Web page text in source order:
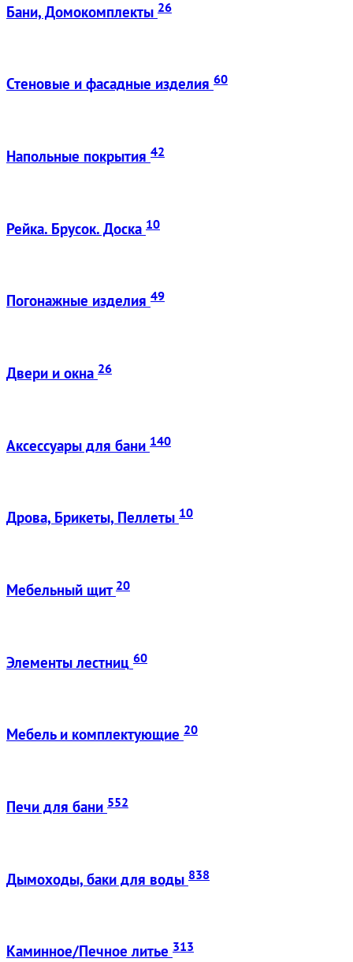
Бани, Домокомплекты 26
Стеновые и фасадные изделия 60
Напольные покрытия 42
Рейка. Брусок. Доска 10
Погонажные изделия 49
Двери и окна 26
Аксессуары для бани 140
Дрова, Брикеты, Пеллеты 10
Мебельный щит 20
Элементы лестниц 60
Мебель и комплектующие 20
Печи для бани 552
Дымоходы, баки для воды 838
Каминное/Печное литье 313